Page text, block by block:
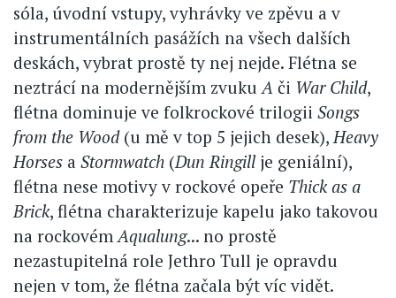
sóla, úvodní vstupy, vyhrávky ve zpěvu a v
instrumentálních pasážích na všech dalších
deskách, vybrat prostě ty nej nejde. Flétna se
neztrácí na modernějším zvukuA či War Child,
flétna dominuje ve folkrockové trilogii Songs
from the Wood(u mě v top 5 jejich desek),Heavy
Horses a Stormwatch (Dun Ringill je geniální),
flétna nese motivy v rockové opeře Thick as a
Brick, flétna charakterizuje kapelu jako takovou
na rockovémAqualung... no prostě
nezastupitelná role Jethro Tull je opravdu
nejen v tom, že flétna začala být víc vidět.